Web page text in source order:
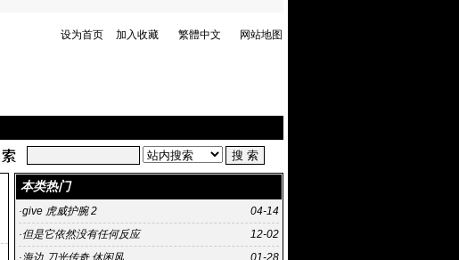
设为首页 加入收藏 繁體中文 网站地图
本类热门
04-14
·give 虎威护腕 2
12-02
·但是它依然没有任何反应
01-28
·海边 刀光传奇 休闲风